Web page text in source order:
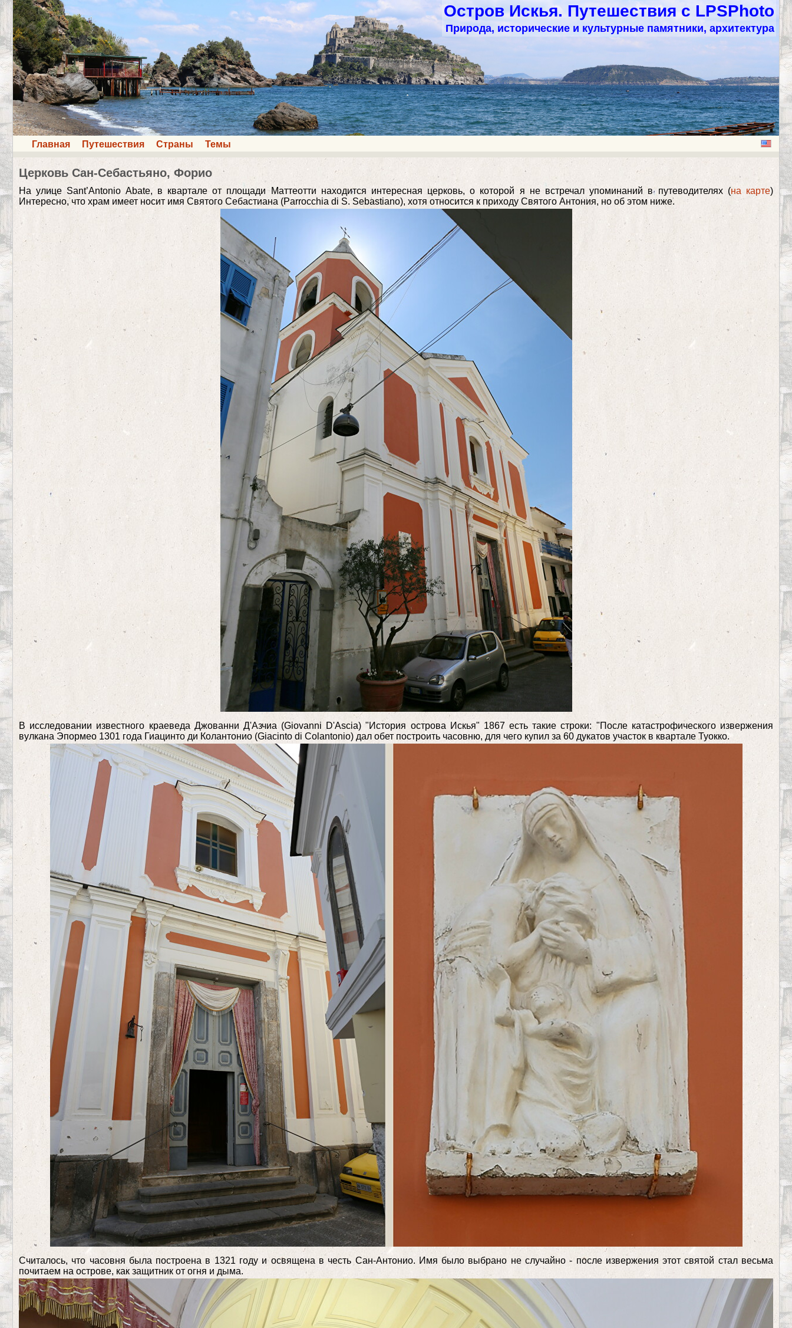
Остров Искья. Путешествия с LPSPhoto
Природа, исторические и культурные памятники, архитектура
Главная Путешествия Страны Темы
Церковь Сан-Себастьяно, Форио
На улице Sant’Antonio Abate, в квартале от площади Маттеотти находится интересная церковь, о которой я не встречал упоминаний в путеводителях (на карте)
Интересно, что храм имеет носит имя Святого Себастиана (Parrocchia di S. Sebastiano), хотя относится к приходу Святого Антония, но об этом ниже.
В исследовании известного краеведа Джованни Д'Азчиа (Giovanni D'Ascia) "История острова Искья" 1867 есть такие строки: "После катастрофического извержения
вулкана Эпормео 1301 года Гиацинто ди Колантонио (Giacinto di Colantonio) дал обет построить часовню, для чего купил за 60 дукатов участок в квартале Туокко.
Считалось, что часовня была построена в 1321 году и освящена в честь Сан-Антонио. Имя было выбрано не случайно - после извержения этот святой стал весьма
почитаем на острове, как защитник от огня и дыма.